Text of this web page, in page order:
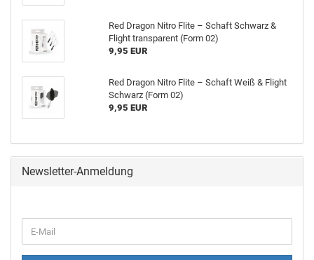
Red Dra­gon Nitro Flite – Schaft Schwarz &
Flight trans­pa­rent (Form 02)
9,95 EUR
Red Dra­gon Nitro Flite – Schaft Weiß & Flight
Schwarz (Form 02)
9,95 EUR
Newsletter-Anmeldung